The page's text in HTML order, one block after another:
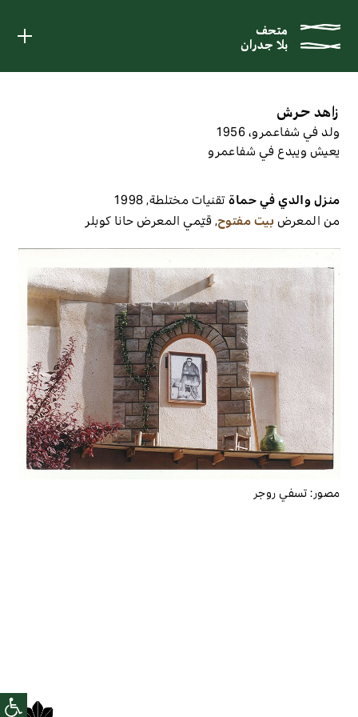
متحف
بلا جدران
متحف
بلا جدران
زاهد حرش
ولد في شفاعمرو، 1956
يعيش ويبدع في شفاعمرو
منزل والدي في حماةتقنيات مختلطة,
1998
من المعرضبيت مفتوح,قيّمي المعرضحانا كوبلر
مصور:تسفي روجر